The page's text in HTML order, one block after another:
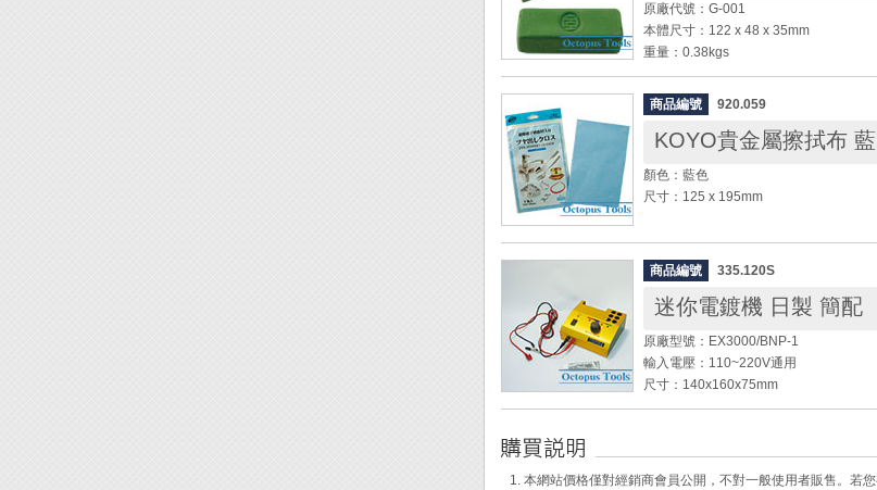
振動頻率： 40KHz
洗淨功率： 300W
定時時間： 99分鐘
加熱器： 250W (80℃)
重量： 10.5kg
◆ DC系列為BLT整顆震盪器, 內洗淨槽
◆ 本產品為特殊機種, 均為接單生產, 恕
◆ 適用範圍： 光學工業、電子工業、電
特色介紹：
◎ 計時器有倒數之功能
◎ 清洗過程中按選擇鍵可查看自行設定
設定。
◎ 時間結束時，蜂鳴器鳴叫5聲告知清
定，如欲修改設定可再重新設定時間及
行設定之數值才會消失。
原廠代號：G-001
本體尺寸：122 x 48 x 35mm
重量：0.38kgs
用途：金屬拋光
◆ 適合不鏽鋼、鋁合金、銅、銀、K金等
商品編號 920.059
KOYO貴金屬擦拭布
顏色：藍色
尺寸：125 x 195mm
◆ 擦拭布注入超微粒子研磨材，貴金屬
刮傷及去污，並增加光澤。嚴重污垢部
布上，可以增加拋光效果。
◆ 擦拭布浸潤研磨劑和豔光劑，請勿洗
◆ 使用後會有微細研磨痕跡，請注意，
鏡等之鏡片。
◆ 多次使用後布會慢慢變黑，但不會影響
◆ 最適合擦拭黃金、銀等，其他如白金
商品編號 335.120S
迷你電鍍機 日製 簡配
原廠型號：EX3000/BNP-1
輸入電壓：110~220V通用
尺寸：140x160x75mm
重量：0.3kg
◆ 電鍍筆介紹：
1. 本網站價格僅對經銷商會員公開，不對一般使用者販售。若